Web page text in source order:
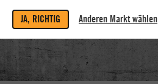
JA, RICHTIG Anderen Markt wählen